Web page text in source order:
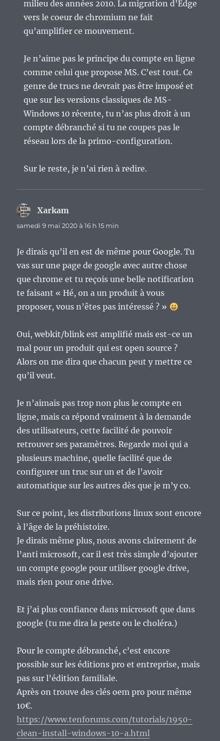
milieu des années 2010. La migration d’Edge
vers le coeur de chromium ne fait
qu’amplifier ce mouvement.
Je n’aime pas le principe du compte en ligne
comme celui que propose MS. C’est tout. Ce
genre de trucs ne devrait pas être imposé et
que sur les versions classiques de MS-
Windows 10 récente, tu n’as plus droit à un
compte débranché si tu ne coupes pas le
réseau lors de la primo-configuration.
Sur le reste, je n’ai rien à redire.
Xarkam
samedi 9 mai 2020 à 16 h 15 min
Je dirais qu’il en est de même pour Google. Tu
vas sur une page de google avec autre chose
que chrome et tu reçois une belle notification
te faisant « Hé, on a un produit à vous
proposer, vous n’êtes pas intéressé ? »
Oui, webkit/blink est amplifié mais est-ce un
mal pour un produit qui est open source ?
Alors on me dira que chacun peut y mettre ce
qu’il veut.
Je n’aimais pas trop non plus le compte en
ligne, mais ca répond vraiment à la demande
des utilisateurs, cette facilité de pouvoir
retrouver ses paramètres. Regarde moi qui a
plusieurs machine, quelle facilité que de
configurer un truc sur un et de l’avoir
automatique sur les autres dès que je m’y co.
Sur ce point, les distributions linux sont encore
à l’âge de la préhistoire.
Je dirais même plus, nous avons clairement de
l’anti microsoft, car il est très simple d’ajouter
un compte google pour utiliser google drive,
mais rien pour one drive.
Et j’ai plus confiance dans microsoft que dans
google (tu me dira la peste ou le choléra.)
Pour le compte débranché, c’est encore
possible sur les éditions pro et entreprise, mais
pas sur l’édition familiale.
Après on trouve des clés oem pro pour même
10€.
https://www.tenforums.com/tutorials/1950-
clean-install-windows-10-a.html